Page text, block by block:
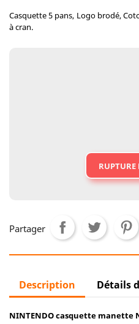
Casquette 5 pans, Logo brodé,
à cran.
RUPTURE
Partager
Description Détails
NINTENDO casquette manette